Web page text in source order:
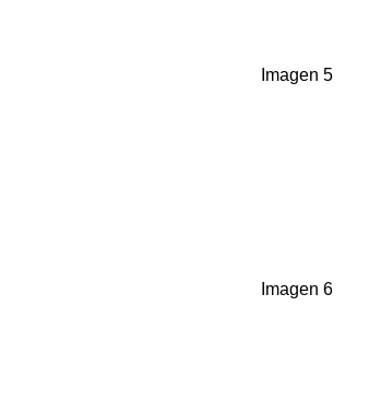
Imagen 5
Imagen 6